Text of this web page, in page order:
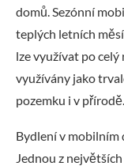
domů. Sezónní
teplých letních
lze využívat po
využívány jako
pozemku i v přírodě.
Bydlení v mobilním
Jednou z